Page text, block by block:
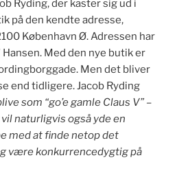
Ryding, der kaster sig ud i
på den kendte adresse,
København Ø. Adressen har
Med den nye butik er
Men det bliver
end tidligere. Jacob Ryding
som “go’e gamle Claus V” –
naturligvis også yde en
med at finde netop det
være konkurrencedygtig på